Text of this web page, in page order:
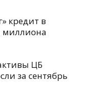
кредит в
миллиона
ЦБ
за сентябрь